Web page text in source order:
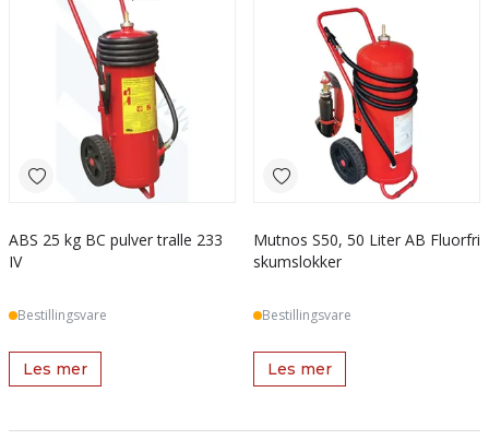
ABS 25 kg BC pulver tralle 233
IV
Bestillingsvare
Les mer
Mutnos S50, 50 Liter AB Fluorfri
skumslokker
Bestillingsvare
Les mer